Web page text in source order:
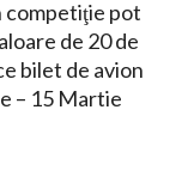
competiţie pot
de 20 de
bilet de avion
– 15 Martie